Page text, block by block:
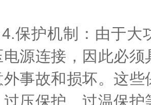
护机制：由于大
源连接，因此必
事故和损坏。这
压保护、过温保